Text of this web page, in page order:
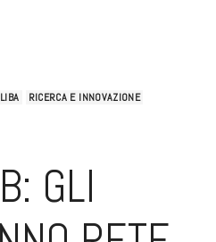
RICERCA E INNOVAZIONE
GLI